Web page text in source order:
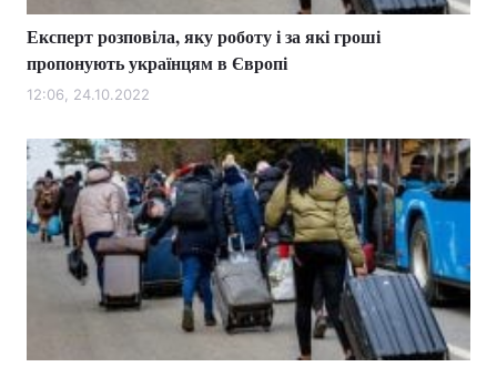
Послуги
Тема оформлення
Експерт розповіла, яку роботу і за які гроші
пропонують українцям в Європі
12:06, 24.10.2022